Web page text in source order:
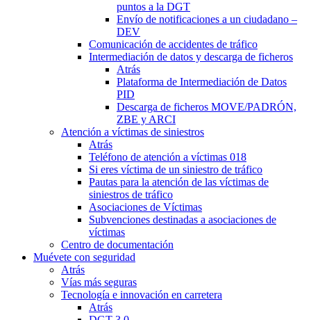
puntos a la DGT
Envío de notificaciones a un ciudadano –
DEV
Comunicación de accidentes de tráfico
Intermediación de datos y descarga de ficheros
Atrás
Plataforma de Intermediación de Datos
PID
Descarga de ficheros MOVE/PADRÓN,
ZBE y ARCI
Atención a víctimas de siniestros
Atrás
Teléfono de atención a víctimas 018
Si eres víctima de un siniestro de tráfico
Pautas para la atención de las víctimas de
siniestros de tráfico
Asociaciones de Víctimas
Subvenciones destinadas a asociaciones de
víctimas
Centro de documentación
Muévete con seguridad
Atrás
Vías más seguras
Tecnología e innovación en carretera
Atrás